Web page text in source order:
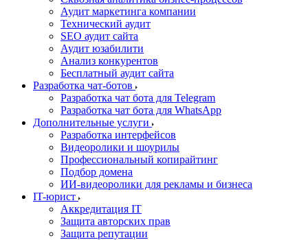
Аудит маркетинга компании
Технический аудит
SEO аудит сайта
Аудит юзабилити
Анализ конкурентов
Бесплатный аудит сайта
Разработка чат-ботов
Разработка чат бота для Telegram
Разработка чат бота для WhatsApp
Дополнительные услуги
Разработка интерфейсов
Видеоролики и шоурилы
Профессиональный копирайтинг
Подбор домена
ИИ-видеоролики для рекламы и бизнеса
IT-юрист
Аккредитация IT
Защита авторских прав
Защита репутации